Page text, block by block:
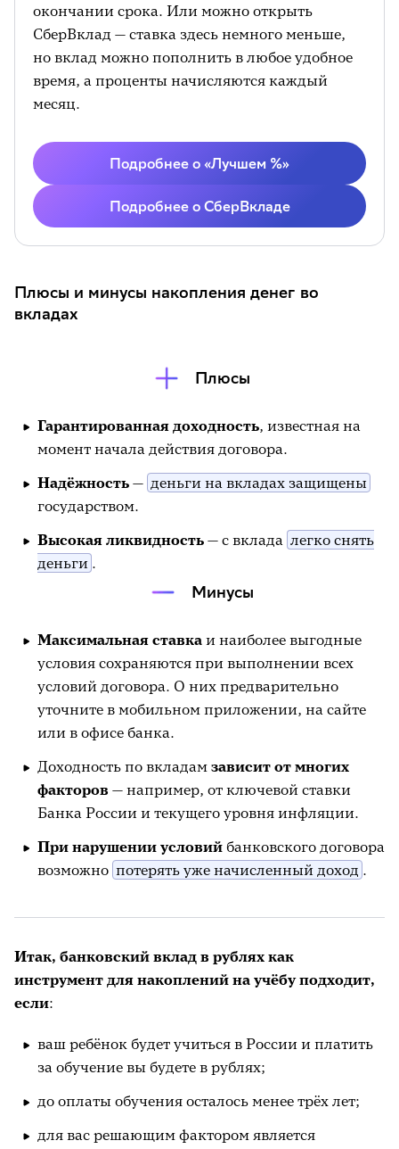
окончании срока. Или можно открыть
СберВклад — ставка здесь немного меньше,
но вклад можно пополнить в любое удобное
время, а проценты начисляются каждый
месяц.
Подробнее о «Лучшем %»
Подробнее о СберВкладе
Плюсы и минусы накопления денег во
вкладах
Плюсы
Гарантированная доходность, известная на
момент начала действия договора.
Надёжность — деньги на вкладах защищены
государством.
Высокая ликвидность — с вклада легко снять
деньги .
Минусы
Максимальная ставка и наиболее выгодные
условия сохраняются при выполнении всех
условий договора. О них предварительно
уточните в мобильном приложении, на сайте
или в офисе банка.
Доходность по вкладам зависит от многих
факторов — например, от ключевой ставки
Банка России и текущего уровня инфляции.
При нарушении условий банковского договора
возможно потерять уже начисленный доход .
Итак, банковский вклад в рублях как
инструмент для накоплений на учёбу подходит,
если:
ваш ребёнок будет учиться в России и платить
за обучение вы будете в рублях;
до оплаты обучения осталось менее трёх лет;
для вас решающим фактором является